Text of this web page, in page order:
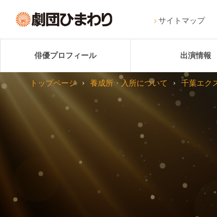
サイトマップ
俳優プロフィール 出演情報
トップページ 養成所・入所について 千葉エク